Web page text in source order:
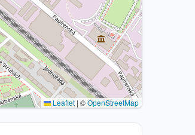
Leaflet | ©OpenStreetMap